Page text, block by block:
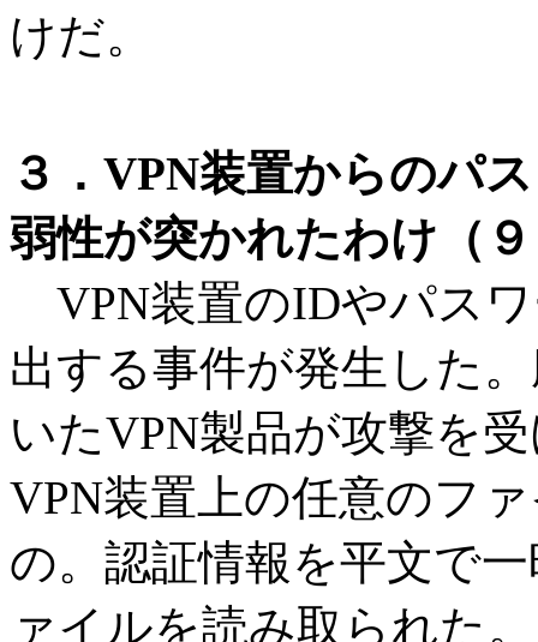
けだ。
３．VPN装置からのパ
弱性が突かれたわけ（
VPN装置のIDやパス
出する事件が発生した
いたVPN製品が攻撃を
VPN装置上の任意のフ
の。認証情報を平文で
ァイルを読み取られた